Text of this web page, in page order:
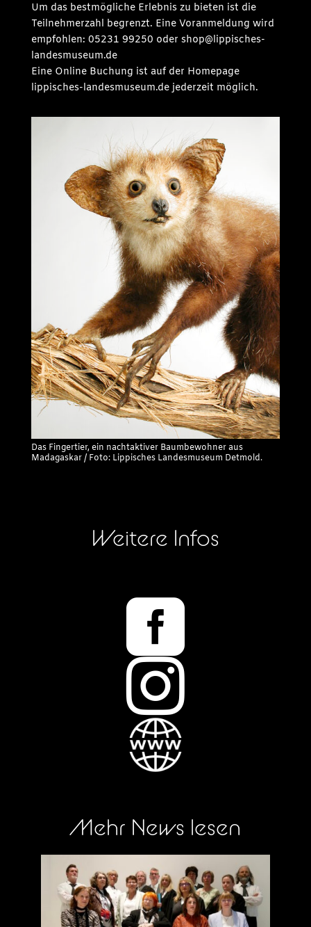
Um das bestmögliche Erlebnis zu bieten ist die
Teilnehmerzahl begrenzt. Eine Voranmeldung wird
empfohlen: 05231 99250 oder shop@lippisches-
landesmuseum.de
Eine Online Buchung ist auf der Homepage
lippisches-landesmuseum.de jederzeit möglich.
Das Fingertier, ein nachtaktiver Baumbewohner aus
Madagaskar / Foto: Lippisches Landesmuseum Detmold.
Weitere Infos


Mehr News lesen